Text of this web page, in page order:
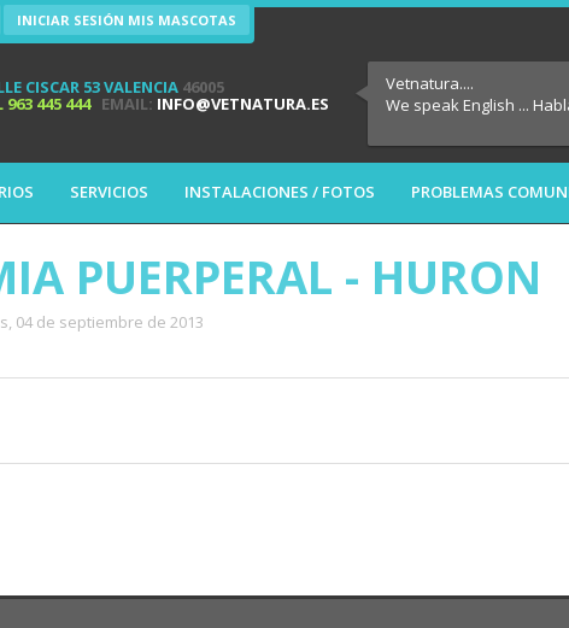
INICIAR SESIÓN MIS MASCOTAS
CISCAR 53 VALENCIA 46005
963 445 444EMAIL: INFO@VETNATURA.ES
SERVICIOS INSTALACIONES / FOTOS PROBLEMAS
Vetnatura....
We speak English ...
PUERPERAL - HURON
04 de septiembre de 2013